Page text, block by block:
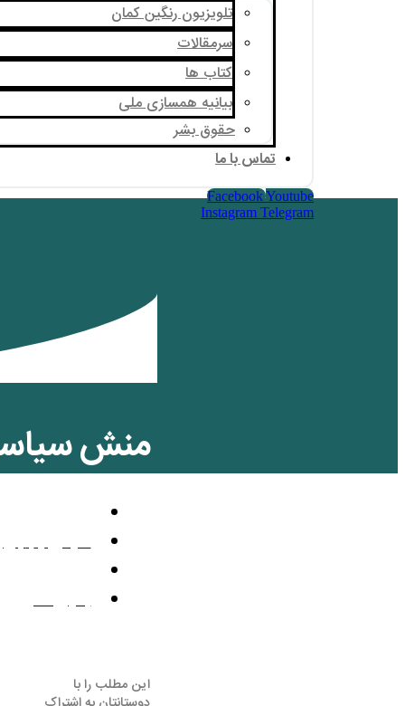
تلویزیون رنگین کمان
سرمقالات
کتاب ها
بیانیه همسازی ملی
حقوق بشر
تماس با ما
FacebookYoutube
Instagram Telegram
منش
مارس 4, 2021
بدون نظر
این مطلب را با